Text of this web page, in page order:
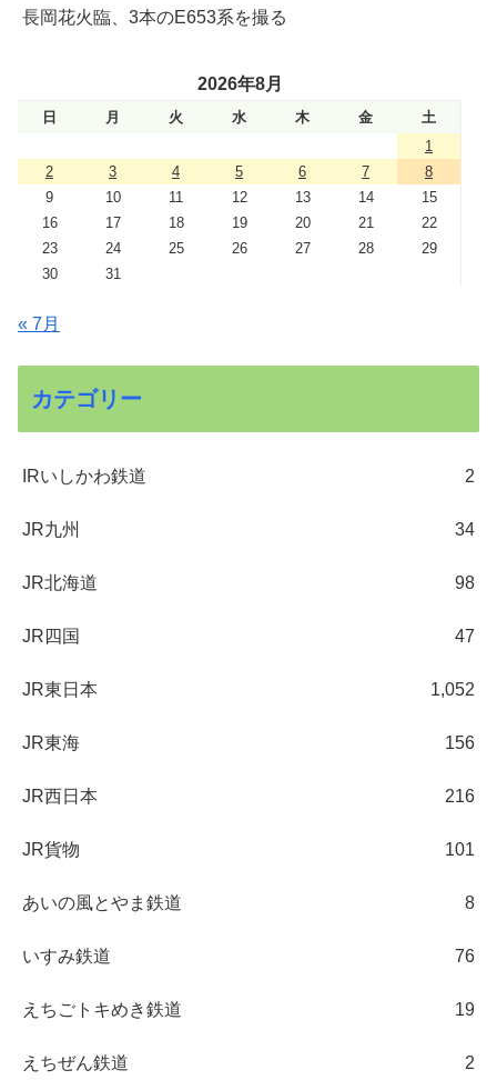
長岡花火臨、3本のE653系を撮る
2026年8月
日 月 火 水 木 金
土
1
2
3 4 5 6 7
8
9
10 11 12 13 14
15
16
17 18 19 20 21
22
23
24 25 26 27 28
29
30
31
« 7月
カテゴリー
IRいしかわ鉄道 2
JR九州 34
JR北海道 98
JR四国 47
JR東日本 1,052
JR東海 156
JR西日本 216
JR貨物 101
あいの風とやま鉄道 8
いすみ鉄道 76
えちごトキめき鉄道 19
えちぜん鉄道 2